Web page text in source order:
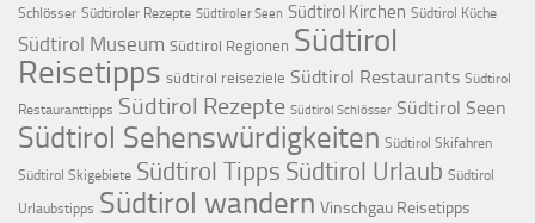
Schlösser Südtiroler Rezepte Südtiroler Seen Südtirol Kirchen Südtirol Küche
Südtirol Museum Südtirol Regionen Südtirol
Reisetipps südtirol reiseziele Südtirol Restaurants Südtirol
Restauranttipps Südtirol Rezepte Südtirol Schlösser Südtirol Seen
Südtirol Sehenswürdigkeiten Südtirol Skifahren
Südtirol Skigebiete Südtirol Tipps Südtirol Urlaub Südtirol
Urlaubstipps Südtirol wandern Vinschgau Reisetipps